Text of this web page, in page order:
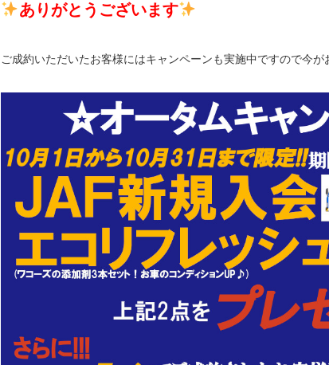
ありがとうございます
ご成約いただいたお客様にはキャンペーンも実施中ですので今が